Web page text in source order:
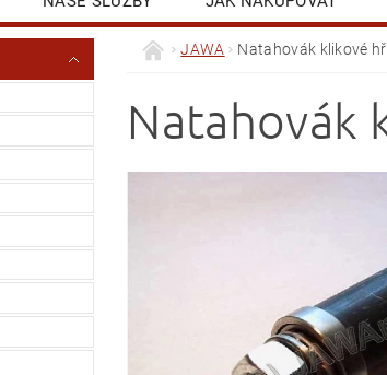
NAPIŠTE NÁM BLOG MOJE
JAWA Natahovák klikové
Natahovák